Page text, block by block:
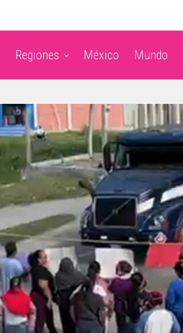
Regiones México Mundo